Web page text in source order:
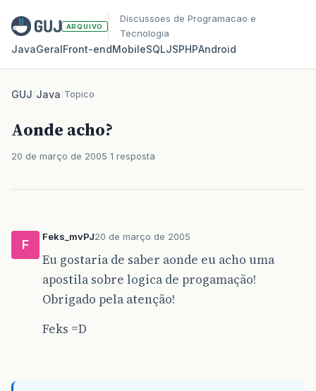
ARQUIVO
Discussoes de Programacao e
Tecnologia
JavaGeralFront‑endMobileSQLJSPHPAndroid
GUJ/Java/Topico
Aonde acho?
20 de março de 2005 1 resposta
F
Feks_mvPJ20 de março de 2005
Eu gostaria de saber aonde eu acho uma
apostila sobre logica de progamação!
Obrigado pela atenção!
Feks =D